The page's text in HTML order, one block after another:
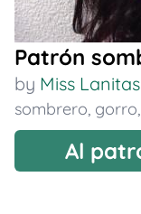
Patrón
by Miss Lanitas
sombrero, gorro,
Al